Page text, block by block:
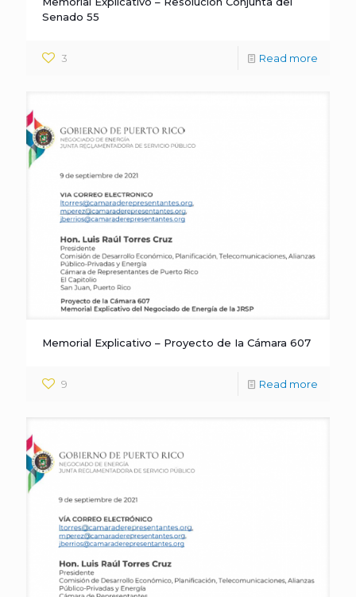
Senado 55
3 Read more
Memorial Explicativo – Proyecto de Ia Cámara 607
9 Read more